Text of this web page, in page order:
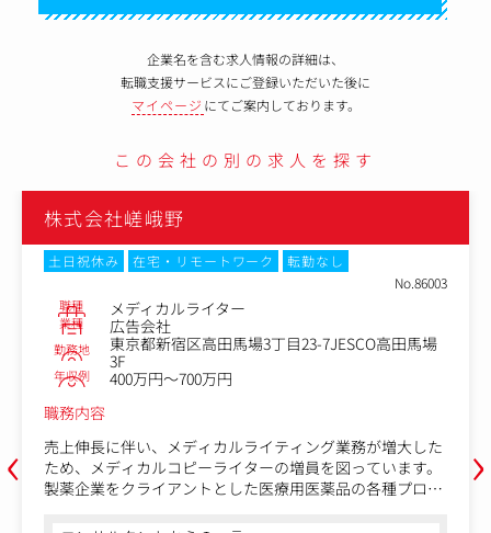
企業名を含む求人情報の詳細は、
転職支援サービスにご登録いただいた後に
マイページ にてご案内しております。
この会社の別の求人を探す
‹
株式会社嵯峨野
土日祝休み 在宅・リモートワーク
転勤なし
No.86003
職種 メディカルライター
業種 広告会社
勤務地
東京都新宿区高田馬場3丁目23-7JESCO高田馬場
3F
年収例
400万円～700万円
職務内容
売上伸長に伴い、メディカルライティング業務が増大した
ため、メディカルコピーライターの増員を図っています。
製薬企業をクライアントとした医療用医薬品の各種プロモ
›